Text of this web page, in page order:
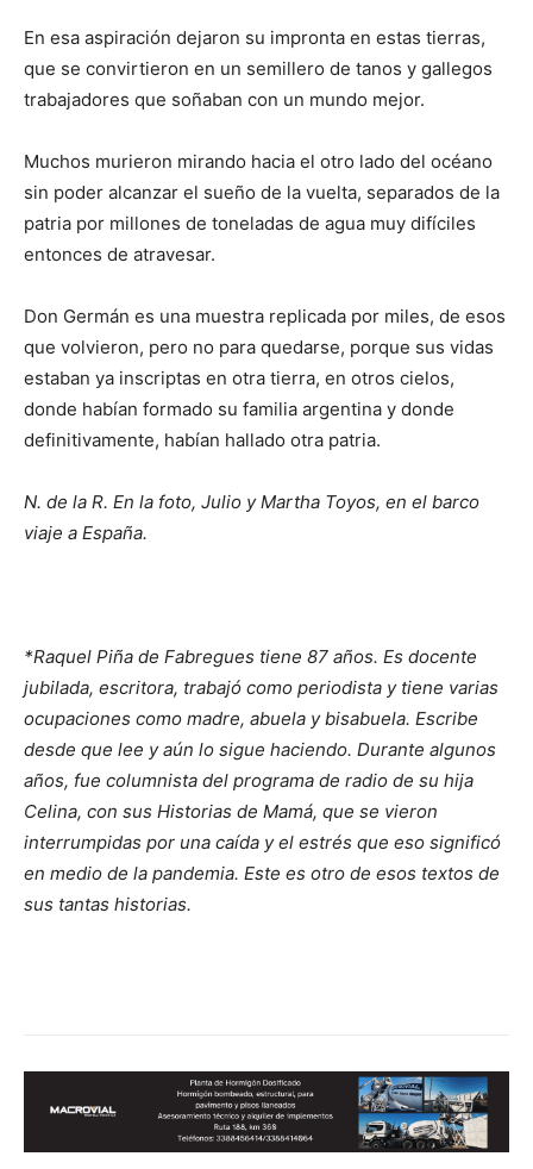
En esa aspiración dejaron su impronta en estas tierras,
que se convirtieron en un semillero de tanos y gallegos
trabajadores que soñaban con un mundo mejor.
Muchos murieron mirando hacia el otro lado del océano
sin poder alcanzar el sueño de la vuelta, separados de la
patria por millones de toneladas de agua muy difíciles
entonces de atravesar.
Don Germán es una muestra replicada por miles, de esos
que volvieron, pero no para quedarse, porque sus vidas
estaban ya inscriptas en otra tierra, en otros cielos,
donde habían formado su familia argentina y donde
definitivamente, habían hallado otra patria.
N. de la R. En la foto, Julio y Martha Toyos, en el barco
viaje a España.
*Raquel Piña de Fabregues tiene 87 años. Es docente
jubilada, escritora, trabajó como periodista y tiene varias
ocupaciones como madre, abuela y bisabuela. Escribe
desde que lee y aún lo sigue haciendo. Durante algunos
años, fue columnista del programa de radio de su hija
Celina, con sus Historias de Mamá, que se vieron
interrumpidas por una caída y el estrés que eso significó
en medio de la pandemia. Este es otro de esos textos de
sus tantas historias.